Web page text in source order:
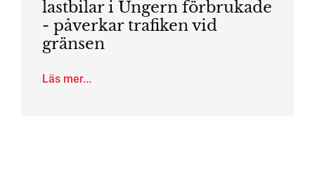
lastbilar i Ungern förbrukade
- påverkar trafiken vid
gränsen
Läs mer...